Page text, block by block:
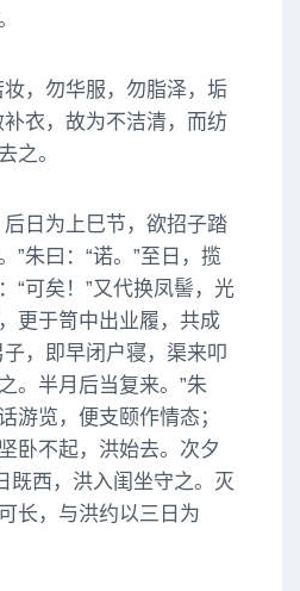
，勿华服，勿脂泽，垢
衣，故为不洁清，而纺
之。
日为上巳节，欲招子踏
”朱曰：“诺。”至日，揽
“可矣！”又代换凤髻，光
更于笥中出业履，共成
，即早闭户寝，渠来叩
。半月后当复来。”朱
游览，便支颐作情态；
卧不起，洪始去。次夕
既西，洪入闺坐守之。灭
长，与洪约以三日为